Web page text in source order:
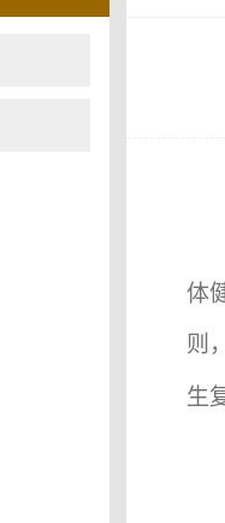
体
则
生